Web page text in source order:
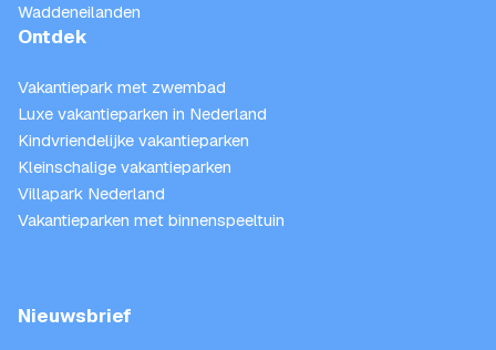
Waddeneilanden
Ontdek
Vakantiepark met zwembad
Luxe vakantieparken in Nederland
Kindvriendelijke vakantieparken
Kleinschalige vakantieparken
Villapark Nederland
Vakantieparken met binnenspeeltuin
Nieuwsbrief